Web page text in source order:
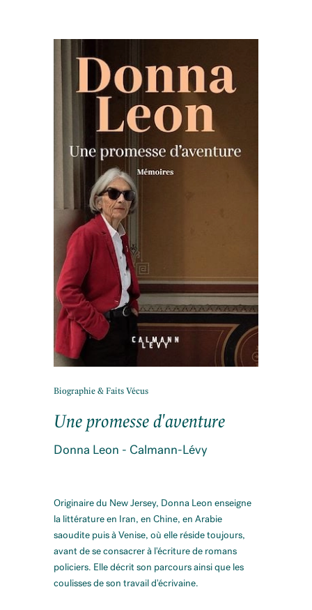
Biographie & Faits Vécus
Une promesse d'aventure
Donna Leon - Calmann-Lévy
Originaire du New Jersey, Donna Leon enseigne
la littérature en Iran, en Chine, en Arabie
saoudite puis à Venise, où elle réside toujours,
avant de se consacrer à l'écriture de romans
policiers. Elle décrit son parcours ainsi que les
coulisses de son travail d'écrivaine.